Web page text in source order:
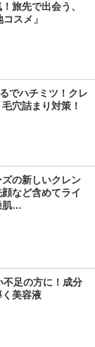
Pure C Mask
Yunth
Yunth
旅先で出会う、
スメ」
でハチミツ！クレ
穴詰まり対策！
の新しいクレン
など含めてライ
肌…
不足の方に！成分
美容液